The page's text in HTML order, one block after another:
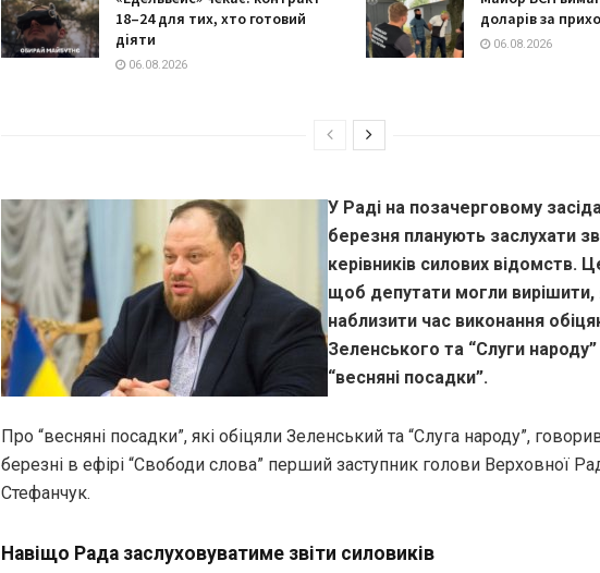
18–24 для тих, хто готовий
діяти
06.08.2026
доларів за
06.08.2026
У Раді на позачерговому
березня планують заслухати
керівників силових відомств.
щоб депутати могли вирішити,
наблизити час виконання
Зеленського та “Слуги
“весняні посадки”.
Про “весняні посадки”, які обіцяли Зеленський та “Слуга народу”,
березні в ефірі “Свободи слова” перший заступник голови Верховної
Стефанчук.
Навіщо Рада заслуховуватиме звіти силовиків